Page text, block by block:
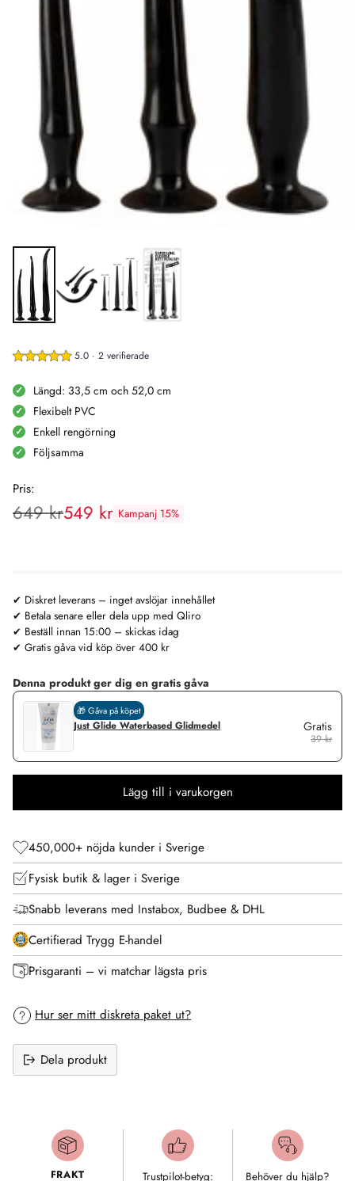
5.0 · 2 verifierade
Längd: 33,5 cm och 52,0 cm
Flexibelt PVC
Enkell rengörning
Följsamma
Pris:
Rekommenderat
649 kr549 kr Kampanj 15%
✔ Diskret leverans – inget avslöjar innehållet
✔ Betala senare eller dela upp med Qliro
✔ Beställ innan 15:00 – skickas idag
✔ Gratis gåva vid köp över 400 kr
Denna produkt ger dig en gratis gåva
🎁 Gåva på köpet
Just Glide Waterbased Glidmedel Gratis
39 kr
Lägg till i varukorgen
450,000+ nöjda kunder i Sverige
Fysisk butik & lager i Sverige
Snabb leverans med Instabox, Budbee & DHL
Certifierad Trygg E-handel
Prisgaranti – vi matchar lägsta pris
Hur ser mitt diskreta paket ut?
Dela produkt
FRAKT Trustpilot-betyg: Behöver du hjälp?